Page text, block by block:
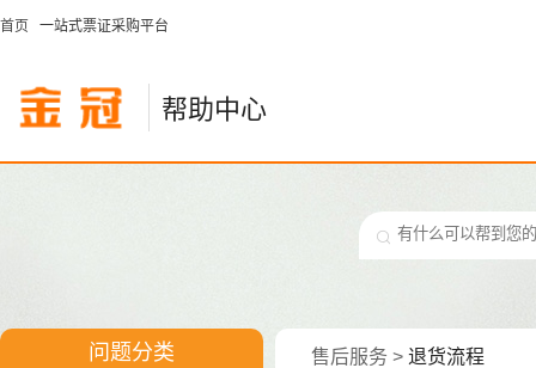
首页 一站式票证采购平台
帮助中心
问题分类 售后服务 > 退货流程